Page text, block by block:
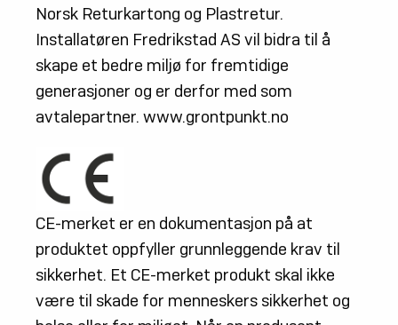
Norsk Returkartong og Plastretur.
Installatøren Fredrikstad AS vil bidra til å
skape et bedre miljø for fremtidige
generasjoner og er derfor med som
avtalepartner. www.grontpunkt.no
CE-merket er en dokumentasjon på at
produktet oppfyller grunnleggende krav til
sikkerhet. Et CE-merket produkt skal ikke
være til skade for menneskers sikkerhet og